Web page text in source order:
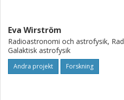
Eva Wirström
Radioastronomi och astrofysik,
Galaktisk astrofysik
Andra projekt Forskning